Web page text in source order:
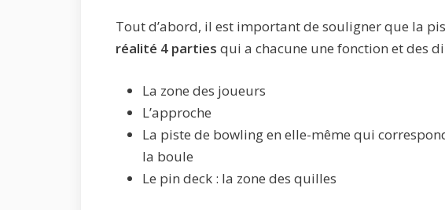
Tout d’abord, il est important de souligner que la
réalité 4 parties qui a chacune une fonction et des
La zone des joueurs
L’approche
La piste de bowling en elle-même qui
la boule
Le pin deck : la zone des quilles